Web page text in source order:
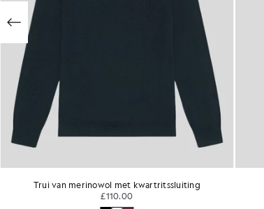
Vest met ritssluiting van een lamswolmix